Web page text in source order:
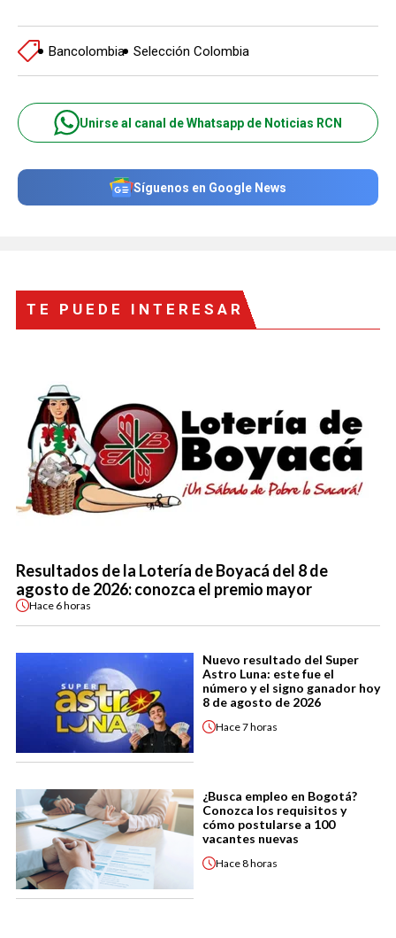
Bancolombia Selección Colombia
Unirse al canal de Whatsapp de Noticias RCN
Síguenos en Google News
TE PUEDE INTERESAR
Resultados de la Lotería de Boyacá del 8 de
agosto de 2026: conozca el premio mayor
Hace 6 horas
Nuevo resultado del Super
Astro Luna: este fue el
número y el signo ganador hoy
8 de agosto de 2026
Hace7 horas
¿Busca empleo en Bogotá?
Conozca los requisitos y
cómo postularse a 100
vacantes nuevas
Hace8 horas